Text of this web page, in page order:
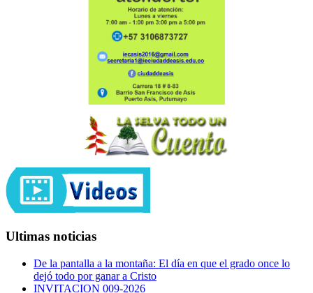
Ultimas noticias
De la pantalla a la montaña: El día en que el grado once lo
dejó todo por ganar a Cristo
INVITACION 009-2026